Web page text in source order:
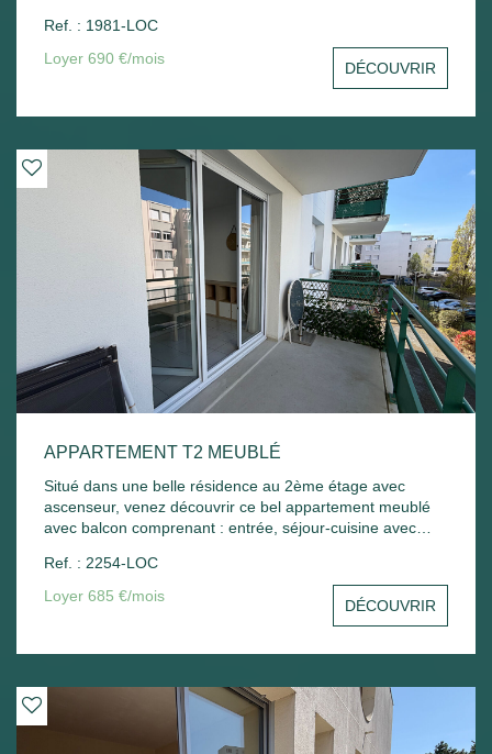
avec placard, une chambre mansardée, salle de bains
avec placard. Place de parking - Chauffage électrique.
Ref. : 1981-LOC
Loyer 690 €/mois
DÉCOUVRIR
APPARTEMENT T2 MEUBLÉ
Situé dans une belle résidence au 2ème étage avec
ascenseur, venez découvrir ce bel appartement meublé
avec balcon comprenant : entrée, séjour-cuisine avec
Chauffage électrique. Libre de suite
Ref. : 2254-LOC
Loyer 685 €/mois
DÉCOUVRIR